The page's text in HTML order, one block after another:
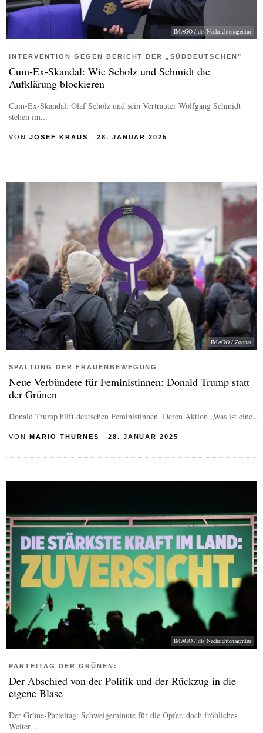
IMAGO / dts Nachrichtenagentur
INTERVENTION GEGEN BERICHT DER „SÜDDEUTSCHEN"
Cum-Ex-Skandal: Wie Scholz und Schmidt die
Aufklärung blockieren
Cum-Ex-Skandal: Olaf Scholz und sein Vertrauter Wolfgang Schmidt
stehen im...
VON JOSEF KRAUS | 28. JANUAR 2025
IMAGO / Zoonar
SPALTUNG DER FRAUENBEWEGUNG
Neue Verbündete für Feministinnen: Donald Trump statt
der Grünen
Donald Trump hilft deutschen Feministinnen. Deren Aktion „Was ist eine...
VON MARIO THURNES | 28. JANUAR 2025
IMAGO / dts Nachrichtenagentur
PARTEITAG DER GRÜNEN:
Der Abschied von der Politik und der Rückzug in die
eigene Blase
Der Grüne-Parteitag: Schweigeminute für die Opfer, doch fröhliches
Weiter...